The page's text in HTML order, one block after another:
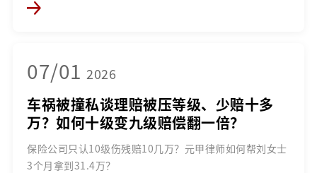
07/01 2026
车祸被撞私谈理赔被压等级、少赔十多
万？如何十级变九级赔偿翻一倍？
保险公司只认10级伤残赔10几万？元甲律师如何帮刘女士
3个月拿到31.4万？